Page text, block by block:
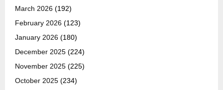
March 2026 (192)
February 2026 (123)
January 2026 (180)
December 2025 (224)
November 2025 (225)
October 2025 (234)